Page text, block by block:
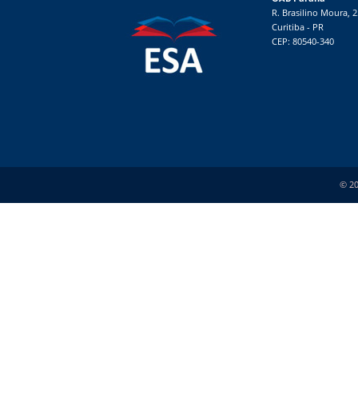
R. Brasilino Moura,
Curitiba - PR
CEP: 80540-340
©